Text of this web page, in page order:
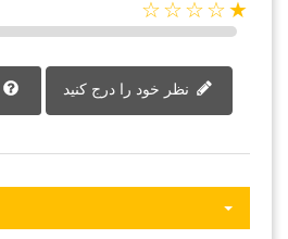
★☆☆☆☆